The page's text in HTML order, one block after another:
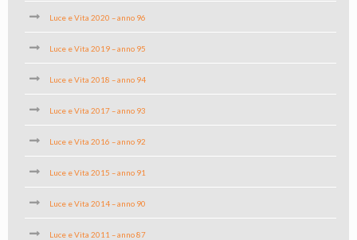
Luce e Vita 2020 – anno 96
Luce e Vita 2019 – anno 95
Luce e Vita 2018 – anno 94
Luce e Vita 2017 – anno 93
Luce e Vita 2016 – anno 92
Luce e Vita 2015 – anno 91
Luce e Vita 2014 – anno 90
Luce e Vita 2011 – anno 87